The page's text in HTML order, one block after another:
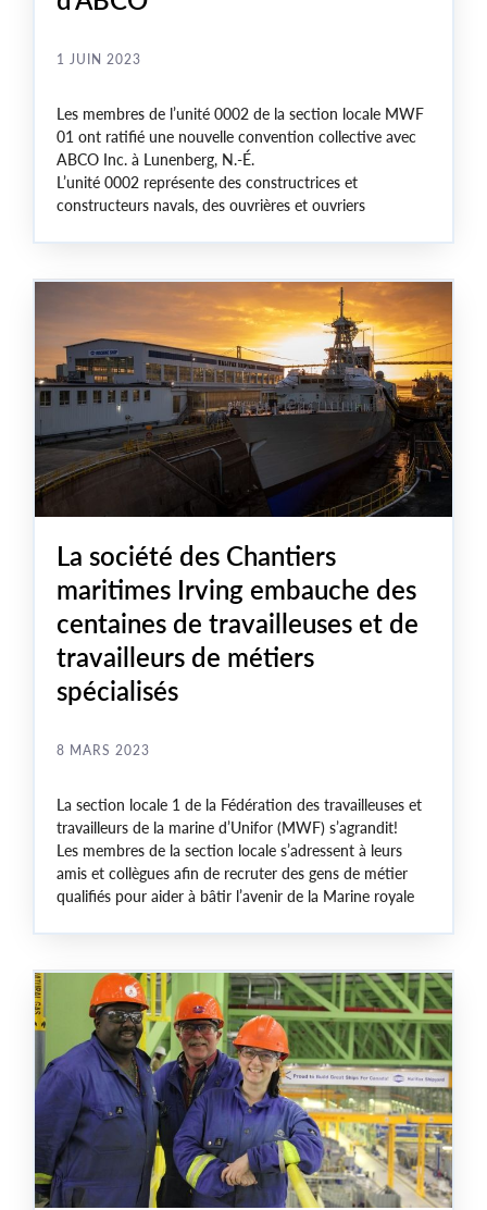
1 JUIN 2023
Les membres de l’unité 0002 de la section locale MWF
01 ont ratifié une nouvelle convention collective avec
ABCO Inc. à Lunenberg, N.-É.
L’unité 0002 représente des constructrices et
constructeurs navals, des ouvrières et ouvriers
La société des Chantiers
maritimes Irving embauche des
centaines de travailleuses et de
travailleurs de métiers
spécialisés
8 MARS 2023
La section locale 1 de la Fédération des travailleuses et
travailleurs de la marine d’Unifor (MWF) s’agrandit!
Les membres de la section locale s’adressent à leurs
amis et collègues afin de recruter des gens de métier
qualifiés pour aider à bâtir l’avenir de la Marine royale